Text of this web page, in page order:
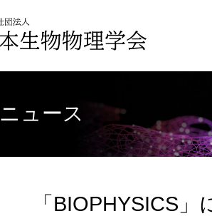
ニュース
「BIOPHYSICS